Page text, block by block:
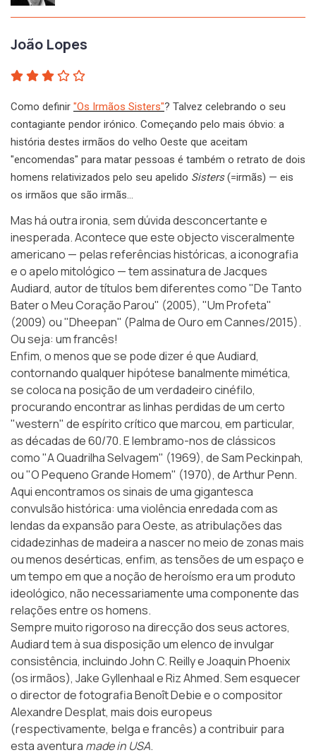
João Lopes
Como definir "Os Irmãos Sisters"? Talvez celebrando o seu
contagiante pendor irónico. Começando pelo mais óbvio: a
história destes irmãos do velho Oeste que aceitam
"encomendas" para matar pessoas é também o retrato de dois
homens relativizados pelo seu apelido Sisters(=irmãs) — eis
os irmãos que são irmãs…
Mas há outra ironia, sem dúvida desconcertante e
inesperada. Acontece que este objecto visceralmente
americano — pelas referências históricas, a iconografia
e o apelo mitológico — tem assinatura de Jacques
Audiard, autor de títulos bem diferentes como "De Tanto
Bater o Meu Coração Parou" (2005), "Um Profeta"
(2009) ou "Dheepan" (Palma de Ouro em Cannes/2015).
Ou seja: um francês!
Enfim, o menos que se pode dizer é que Audiard,
contornando qualquer hipótese banalmente mimética,
se coloca na posição de um verdadeiro cinéfilo,
procurando encontrar as linhas perdidas de um certo
"western" de espírito crítico que marcou, em particular,
as décadas de 60/70. E lembramo-nos de clássicos
como"A Quadrilha Selvagem" (1969), de Sam Peckinpah,
ou"O Pequeno Grande Homem" (1970), de Arthur Penn.
Aqui encontramos os sinais de uma gigantesca
convulsão histórica: uma violência enredada com as
lendas da expansão para Oeste, as atribulações das
cidadezinhas de madeira a nascer no meio de zonas mais
ou menos desérticas, enfim, as tensões de um espaço e
um tempo em que a noção de heroísmo era um produto
ideológico, não necessariamente uma componente das
relações entre os homens.
Sempre muito rigoroso na direcção dos seus actores,
Audiard tem à sua disposição um elenco de invulgar
consistência, incluindo John C. Reilly e Joaquin Phoenix
(os irmãos), Jake Gyllenhaal e Riz Ahmed. Sem esquecer
o director de fotografia Benoît Debie e o compositor
Alexandre Desplat, mais dois europeus
(respectivamente, belga e francês) a contribuir para
esta aventura made in USA.